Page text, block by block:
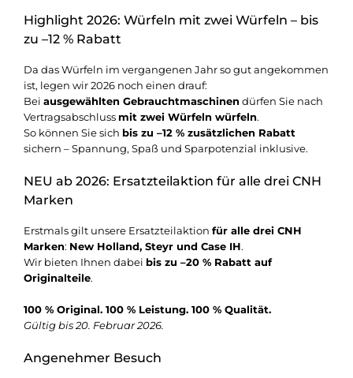
Highlight 2026: Würfeln mit zwei Würfeln – bis
zu –12 % Rabatt
Da das Würfeln im vergangenen Jahr so gut angekommen
ist, legen wir 2026 noch einen drauf:
Bei ausgewählten Gebrauchtmaschinendürfen Sie nach
Vertragsabschluss mit zwei Würfeln würfeln.
So können Sie sich bis zu –12 % zusätzlichen Rabatt
sichern – Spannung, Spaß und Sparpotenzial inklusive.
NEU ab 2026: Ersatzteilaktion für alle drei CNH
Marken
Erstmals gilt unsere Ersatzteilaktion für alle drei CNH
Marken: New Holland, Steyr und Case IH.
Wir bieten Ihnen dabei bis zu –20 % Rabatt auf
Originalteile.
100 % Original. 100 % Leistung. 100 % Qualität.
Gültig bis 20. Februar 2026.
Angenehmer Besuch